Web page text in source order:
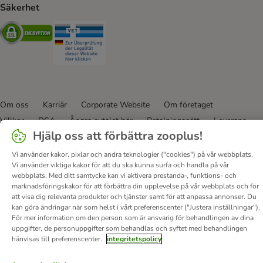
Säkerhet
Security
Om oss Karriär Corporate Website
Om företaget
Villkor
DSA Ångra avtalet här Betalningssätt
Leverans
Dataskydd
Tillgänglighetspolicy
© zooplus SE2026
Hjälp oss att förbättra zooplus!
Vi använder kakor, pixlar och andra teknologier ("cookies") på vår webbplats.
Vi använder viktiga kakor för att du ska kunna surfa och handla på vår
webbplats. Med ditt samtycke kan vi aktivera prestanda-, funktions- och
marknadsföringskakor för att förbättra din upplevelse på vår webbplats och för
att visa dig relevanta produkter och tjänster samt för att anpassa annonser. Du
kan göra ändringar när som helst i vårt preferenscenter ("Justera inställningar").
För mer information om den person som är ansvarig för behandlingen av dina
uppgifter, de personuppgifter som behandlas och syftet med behandlingen
hänvisas till preferenscenter. integritetspolicy